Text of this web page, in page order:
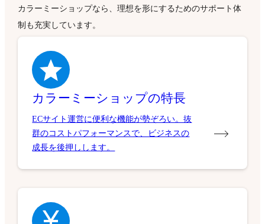
カラーミーショップなら、理想を形にするためのサポート体
制も充実しています。
カラーミーショップの特長
ECサイト運営に便利な機能が勢ぞろい。抜
群のコストパフォーマンスで、ビジネスの
成長を後押しします。